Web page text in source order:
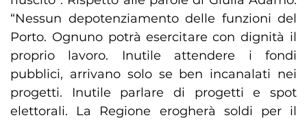
“Nessun depotenziamento delle funzioni del
Porto. Ognuno potrà esercitare con dignità il
proprio lavoro. Inutile attendere i fondi
pubblici, arrivano solo se ben incanalati nei
progetti. Inutile parlare di progetti e spot
elettorali. La Regione erogherà soldi per il